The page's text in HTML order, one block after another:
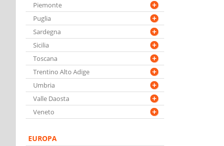
Piemonte
Puglia
Sardegna
Sicilia
Toscana
Trentino Alto Adige
Umbria
Valle Daosta
Veneto
EUROPA